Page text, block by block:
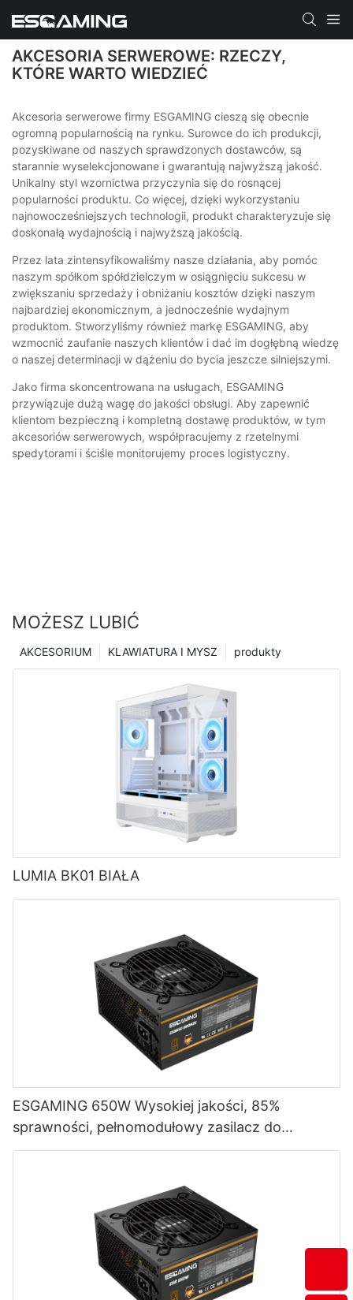
AKCESORIA SERWEROWE: RZECZY,
KTÓRE WARTO WIEDZIEĆ
Akcesoria serwerowe firmy ESGAMING cieszą się obecnie
ogromną popularnością na rynku. Surowce do ich produkcji,
pozyskiwane od naszych sprawdzonych dostawców, są
starannie wyselekcjonowane i gwarantują najwyższą jakość.
Unikalny styl wzornictwa przyczynia się do rosnącej
popularności produktu. Co więcej, dzięki wykorzystaniu
najnowocześniejszych technologii, produkt charakteryzuje się
doskonałą wydajnością i najwyższą jakością.
Przez lata zintensyfikowaliśmy nasze działania, aby pomóc
naszym spółkom spółdzielczym w osiągnięciu sukcesu w
zwiększaniu sprzedaży i obniżaniu kosztów dzięki naszym
najbardziej ekonomicznym, a jednocześnie wydajnym
produktom. Stworzyliśmy również markę ESGAMING, aby
wzmocnić zaufanie naszych klientów i dać im dogłębną wiedzę
o naszej determinacji w dążeniu do bycia jeszcze silniejszymi.
Jako firma skoncentrowana na usługach, ESGAMING
przywiązuje dużą wagę do jakości obsługi. Aby zapewnić
klientom bezpieczną i kompletną dostawę produktów, w tym
akcesoriów serwerowych, współpracujemy z rzetelnymi
spedytorami i ściśle monitorujemy proces logistyczny.
MOŻESZ LUBIĆ
produkty
KLAWIATURA I MYSZ
AKCESORIUM
LUMIA BK01 BIAŁA
ESGAMING 650W Wysokiej jakości, 85%
sprawności, pełnomodułowy zasilacz do
komputerów stacjonarnych 80+ Bronze